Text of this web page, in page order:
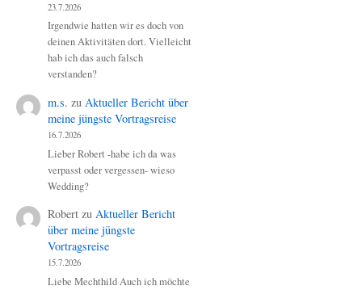
23.7.2026
Irgendwie hatten wir es doch von
deinen Aktivitäten dort. Vielleicht
hab ich das auch falsch
verstanden?
m.s. zu Aktueller Bericht über
meine jüngste Vortragsreise
16.7.2026
Lieber Robert -habe ich da was
verpasst oder vergessen- wieso
Wedding?
Robert zu Aktueller Bericht
über meine jüngste
Vortragsreise
15.7.2026
Liebe Mechthild Auch ich möchte